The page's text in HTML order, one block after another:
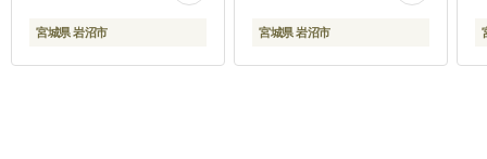
宮城県 岩沼市 宮城県 岩沼市